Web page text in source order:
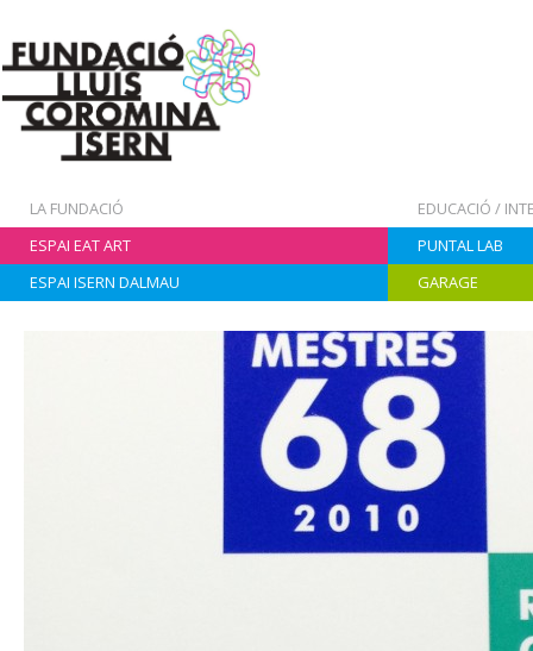
LA FUNDACIÓ
EDUCACIÓ /
ESPAI EAT ART
PUNTAL LAB
ESPAI ISERN DALMAU
GARAGE